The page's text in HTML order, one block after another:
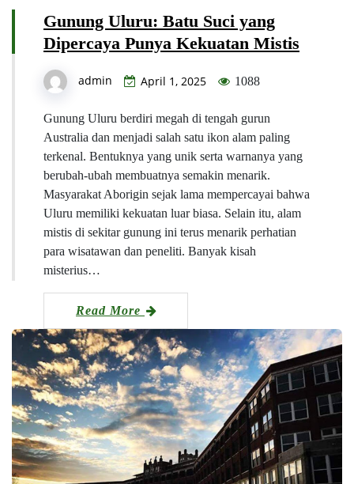
Gunung Uluru: Batu Suci yang
Dipercaya Punya Kekuatan Mistis
admin April 1, 2025 1088
Gunung Uluru berdiri megah di tengah gurun
Australia dan menjadi salah satu ikon alam paling
terkenal. Bentuknya yang unik serta warnanya yang
berubah-ubah membuatnya semakin menarik.
Masyarakat Aborigin sejak lama mempercayai bahwa
Uluru memiliki kekuatan luar biasa. Selain itu, alam
mistis di sekitar gunung ini terus menarik perhatian
para wisatawan dan peneliti. Banyak kisah
misterius…
Read More